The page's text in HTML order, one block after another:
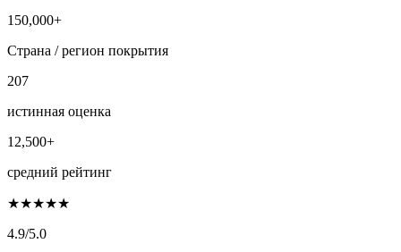
150,000+
Страна / регион покрытия
207
истинная оценка
12,500+
средний рейтинг
★★★★★
4.9/5.0